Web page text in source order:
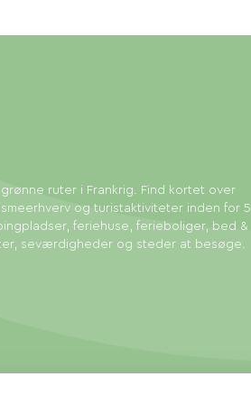
ruter i Frankrig. Find kortet over
og turistaktiviteter inden for 5
feriehuse, ferieboliger, bed &
seværdigheder og steder at besøge.